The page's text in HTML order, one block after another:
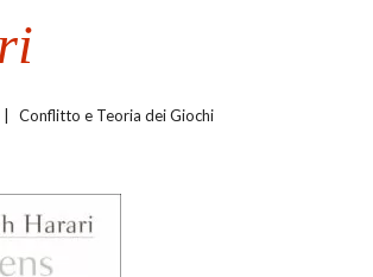
Conflitto e Teoria dei Giochi